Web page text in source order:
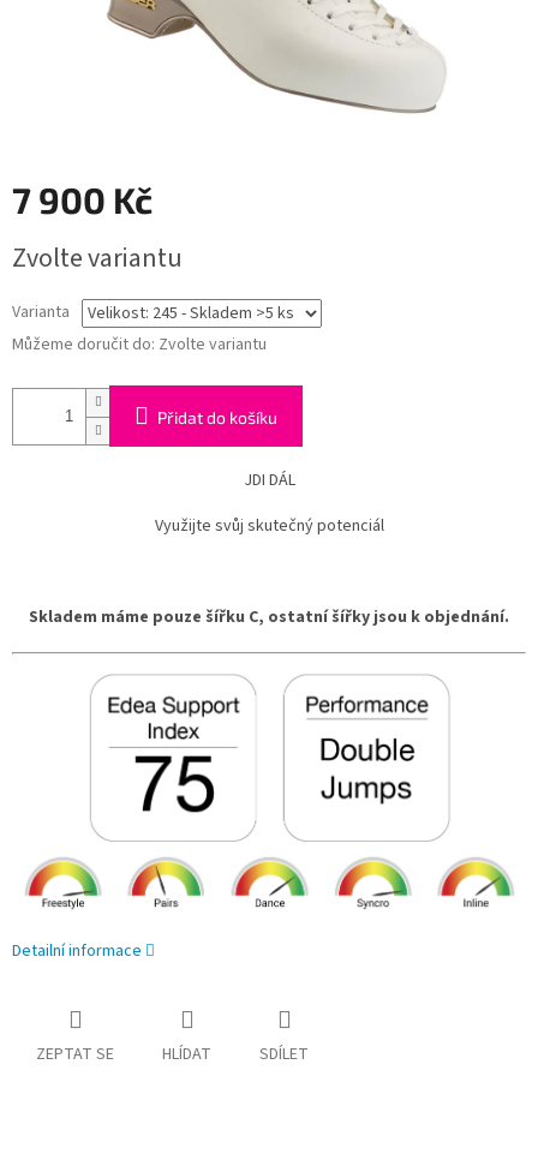
7 900 Kč
cena:
Zvolte variantu
Varianta
Můžeme doručit do: Zvolte variantu
Přidat do košíku
JDI DÁL
Využijte svůj skutečný potenciál
Skladem máme pouze šířku C, ostatní šířky jsou k objednání.
Detailní informace
ZEPTAT SE HLÍDAT SDÍLET